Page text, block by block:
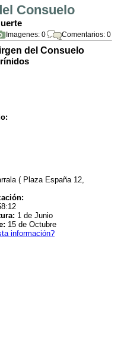
Consuelo
Comentarios: 0
Imagenes: 0
del Consuelo
( Plaza España 12,
1 de Junio
15 de Octubre
información?